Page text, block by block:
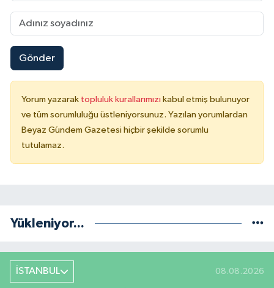
Gönder
Yorum yazarak topluluk kurallarımızı kabul etmiş bulunuyor
ve tüm sorumluluğu üstleniyorsunuz. Yazılan yorumlardan
Beyaz Gündem Gazetesi hiçbir şekilde sorumlu
tutulamaz.
Yükleniyor...
İSTANBUL 08.08.2026